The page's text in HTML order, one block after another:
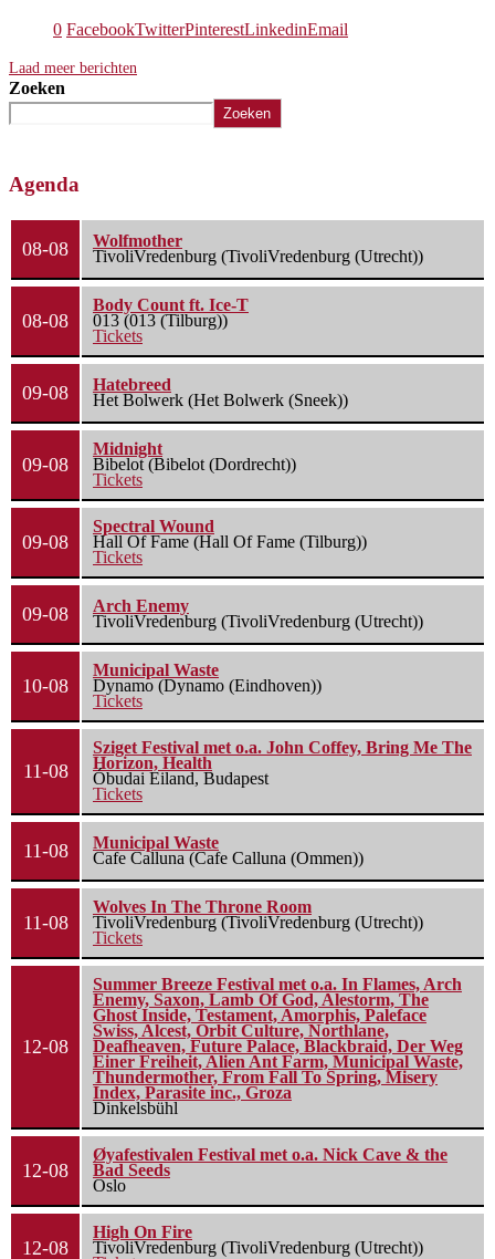
0 FacebookTwitterPinterestLinkedinEmail
Laad meer berichten
Zoeken
Zoeken
Agenda
08-08
Wolfmother
TivoliVredenburg (TivoliVredenburg (Utrecht))
08-08
Body Count ft. Ice-T
013 (013 (Tilburg))
Tickets
09-08
Hatebreed
Het Bolwerk (Het Bolwerk (Sneek))
09-08
Midnight
Bibelot (Bibelot (Dordrecht))
Tickets
09-08
Spectral Wound
Hall Of Fame (Hall Of Fame (Tilburg))
Tickets
09-08
Arch Enemy
TivoliVredenburg (TivoliVredenburg (Utrecht))
10-08
Municipal Waste
Dynamo (Dynamo (Eindhoven))
Tickets
11-08
Sziget Festival met o.a. John Coffey, Bring Me The
Horizon, Health
Óbudai Eiland, Budapest
Tickets
11-08
Municipal Waste
Cafe Calluna (Cafe Calluna (Ommen))
11-08
Wolves In The Throne Room
TivoliVredenburg (TivoliVredenburg (Utrecht))
Tickets
12-08
Summer Breeze Festival met o.a. In Flames, Arch
Enemy, Saxon, Lamb Of God, Alestorm, The
Ghost Inside, Testament, Amorphis, Paleface
Swiss, Alcest, Orbit Culture, Northlane,
Deafheaven, Future Palace, Blackbraid, Der Weg
Einer Freiheit, Alien Ant Farm, Municipal Waste,
Thundermother, From Fall To Spring, Misery
Index, Parasite inc., Groza
Dinkelsbühl
12-08
Øyafestivalen Festival met o.a. Nick Cave & the
Bad Seeds
Oslo
12-08
High On Fire
TivoliVredenburg (TivoliVredenburg (Utrecht))